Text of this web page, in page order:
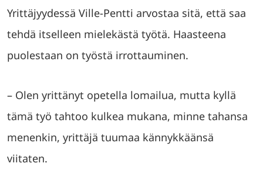
Yrittäjyydessä Ville-Pentti arvostaa sitä, että saa
tehdä itselleen mielekästä työtä. Haasteena
puolestaan on työstä irrottauminen.
– Olen yrittänyt opetella lomailua, mutta kyllä
tämä työ tahtoo kulkea mukana, minne tahansa
menenkin, yrittäjä tuumaa kännykkäänsä
viitaten.